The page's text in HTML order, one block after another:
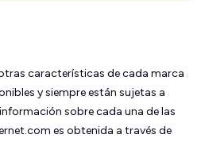
características de cada marca
y siempre están sujetas a
sobre cada una de las
es obtenida a través de